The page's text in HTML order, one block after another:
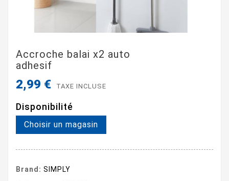
Accroche balai x2 auto
adhesif
2,99 € TAXE INCLUSE
Disponibilité
Choisir un magasin
Brand: SIMPLY